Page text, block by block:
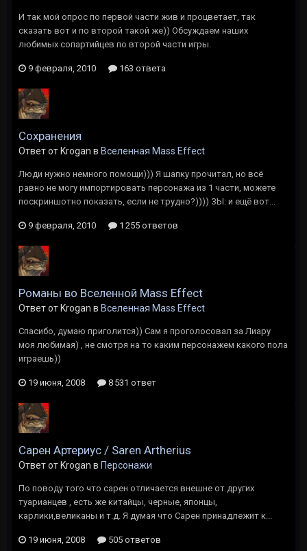
И так мой опрос по первой части жив и процветает, так
сказать вот и по второй такой же)) Обсуждаем наших
любимых сопартийцев по второй части игры.
9 февраля, 2010 163 ответа
Сохранения
Ответ от Krogan в Вселенная Mass Effect
Люди нужно немного помощи))) Я шапку прочитал, но всё
равно не могу импортировать персонажа из 1 части, можете
поскриншотно показать, если не трудно?)))) ЗЫ: и ещё вот...
9 февраля, 2010 1 255 ответов
Романы во Вселенной Mass Effect
Ответ от Krogan в Вселенная Mass Effect
Спасибо, думаю приголится)) Сам я проголосовал за Лиару
моя любимая) , не смотря на то каким персонажем какого пола
играешь))
19 июня, 2008 8 531 ответ
Сарен Артериус / Saren Artherius
Ответ от Krogan в Персонажи
По поводу того что сарен отличается внешне от других
туарианцев , есть же китайцы, черные, японцы,
карлики,великаны и т.д. Я думая что Сарен принадлежит к...
19 июня, 2008 505 ответов